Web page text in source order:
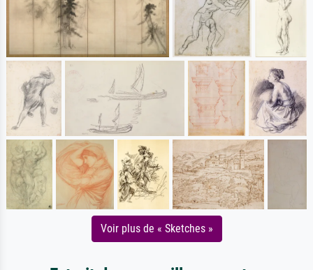
Voir plus de « Sketches »